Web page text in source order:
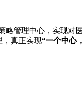
管理中心，实现对
，真正实现“一个中心